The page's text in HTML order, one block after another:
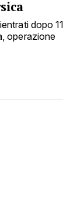
dopo 11
operazione